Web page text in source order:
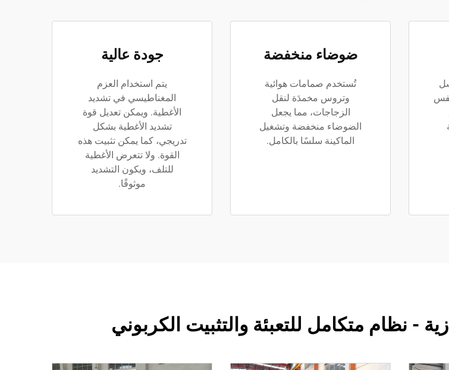
ضوضاء منخفضة
تُستخدم صمامات هوائية
وتروس مخمدَة لنقل
الزجاجات، مما يجعل
الضوضاء منخفضة وتشغيل
الماكينة سلسًا بالكامل.
جودة عالية
يتم استخدام العزم
المغناطيسي في تشديد
الأغطية. ويمكن تعديل قوة
تشديد الأغطية بشكل
تدريجي، كما يمكن تثبيت هذه
القوة. ولا تتعرض الأغطية
للتلف، ويكون التشديد
موثوقًا.
- نظام متكامل للتعبئة والتثبيت الكربوني